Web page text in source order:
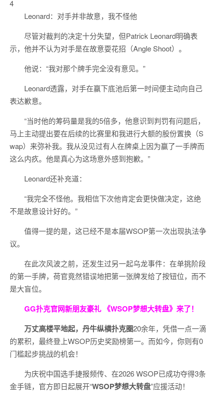
4
Leonard：对手并非故意，我不怪他
尽管对裁判的决定十分失望，但Patrick Leonard明确表
示，他并不认为对手是在故意耍花招（Angle Shoot）。
他说：“我对那个牌手完全没有意见。”
Leonard透露，对手在赢下底池后第一时间便主动向自己
表达歉意。
“当时他的筹码量是我的5倍多，他意识到判罚有问题后，
马上主动提出要在后续的比赛里和我进行大额的股份置换（S
wap）来弥补我。我从没见过有人在牌桌上因为赢了一手牌而
这么内疚。他是真心为这场意外感到抱歉。”
Leonard还补充道：
“我完全不怪他。我相信下次他肯定会更快做决定，这绝
不是故意设计好的。”
值得一提的是，这已经不是本届WSOP第一次出现执法争
议。
在此次风波之前，还发生过另一起乌龙事件：在单挑阶段
的第一手牌，荷官竟然错误地把第一张牌发给了按钮位，而不
是大盲位。
GG扑克官网新朋友豪礼 《WSOP梦想大转盘》来了！
万丈高楼平地起，丹牛纵横扑克圈20余年，凭借一点一滴
的累积，最终登上WSOP历史奖励榜第一。而如今，你则有0
门槛起步挑战的机会！
为庆祝中国选手捷报频传、在2026 WSOP已成功夺得3条
金手链，官方即日起展开“WSOP梦想大转盘”应援活动！